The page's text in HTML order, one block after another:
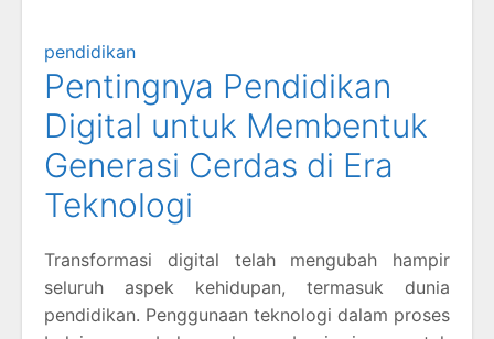
pendidikan
Pentingnya Pendidikan
Digital untuk Membentuk
Generasi Cerdas di Era
Teknologi
Transformasi digital telah mengubah hampir
seluruh aspek kehidupan, termasuk dunia
pendidikan. Penggunaan teknologi dalam proses